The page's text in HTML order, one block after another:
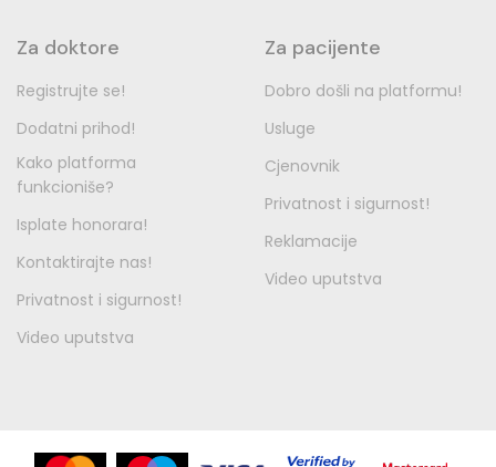
Za doktore
Registrujte se!
Dodatni prihod!
Kako platforma
funkcioniše?
Isplate honorara!
Kontaktirajte nas!
Privatnost i sigurnost!
Video uputstva
Za pacijente
Dobro došli na platformu!
Usluge
Cjenovnik
Privatnost i sigurnost!
Reklamacije
Video uputstva